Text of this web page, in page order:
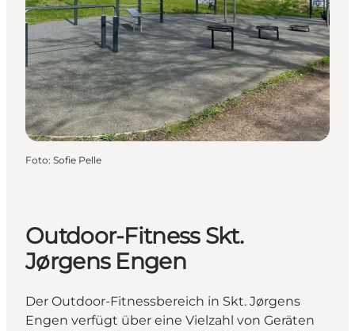
Foto: Sofie Pelle
Outdoor-Fitness Skt.
Jørgens Engen
Der Outdoor-Fitnessbereich in Skt. Jørgens
Engen verfügt über eine Vielzahl von Geräten